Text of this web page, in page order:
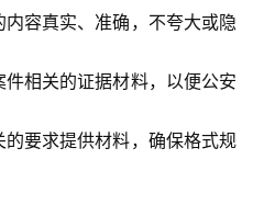
内容真实、准确，不夸大或隐
件相关的证据材料，以便公安
的要求提供材料，确保格式规